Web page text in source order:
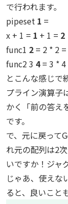
で行われます。
pipeset 1 =
x + 1 = 1 + 1 = 2
func1 2 = 2 * 2 =
func2 3 4= 3 * 4
とこんな感じで
プライン演算子
かく「前の答え
です。
で、元に戻って
れ元の配列は2
いですか！ジャ
じゃあ、使え
ると、良いこと